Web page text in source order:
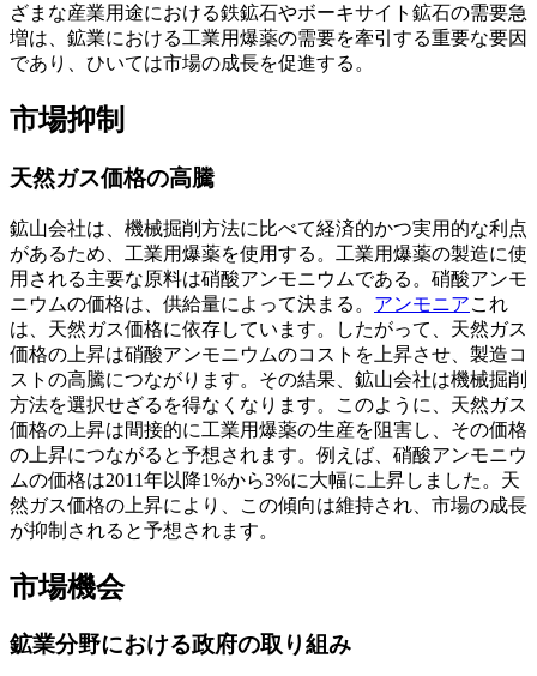
ざまな産業用途における鉄鉱石やボーキサイト鉱石の需要急
増は、鉱業における工業用爆薬の需要を牽引する重要な要因
であり、ひいては市場の成長を促進する。
市場抑制
天然ガス価格の高騰
鉱山会社は、機械掘削方法に比べて経済的かつ実用的な利点
があるため、工業用爆薬を使用する。工業用爆薬の製造に使
用される主要な原料は硝酸アンモニウムである。硝酸アンモ
ニウムの価格は、供給量によって決まる。 アンモニアこれ
は、天然ガス価格に依存しています。したがって、天然ガス
価格の上昇は硝酸アンモニウムのコストを上昇させ、製造コ
ストの高騰につながります。その結果、鉱山会社は機械掘削
方法を選択せざるを得なくなります。このように、天然ガス
価格の上昇は間接的に工業用爆薬の生産を阻害し、その価格
の上昇につながると予想されます。例えば、硝酸アンモニウ
ムの価格は2011年以降1%から3%に大幅に上昇しました。天
然ガス価格の上昇により、この傾向は維持され、市場の成長
が抑制されると予想されます。
市場機会
鉱業分野における政府の取り組み